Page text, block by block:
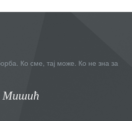
Ко сме, тај може. Ко не зна за
Мишић